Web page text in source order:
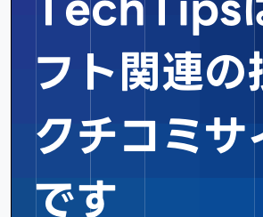
フト関連の
クチコミサ
です